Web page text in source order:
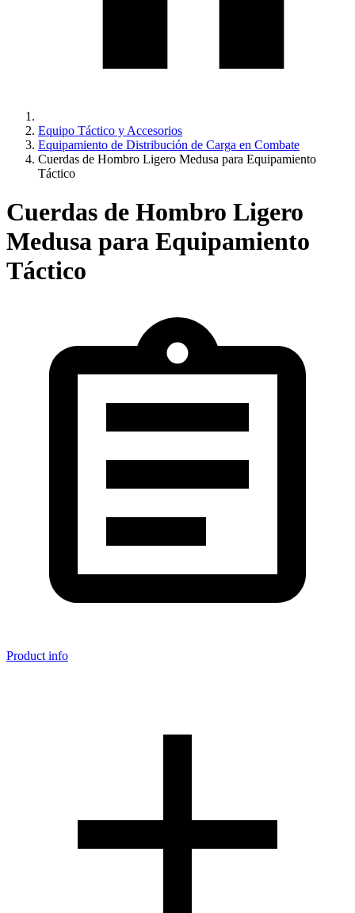
Equipo Táctico y Accesorios
Equipamiento de Distribución de Carga en Combate
Cuerdas de Hombro Ligero Medusa para Equipamiento
Táctico
Cuerdas de Hombro Ligero
Medusa para Equipamiento
Táctico
Product info